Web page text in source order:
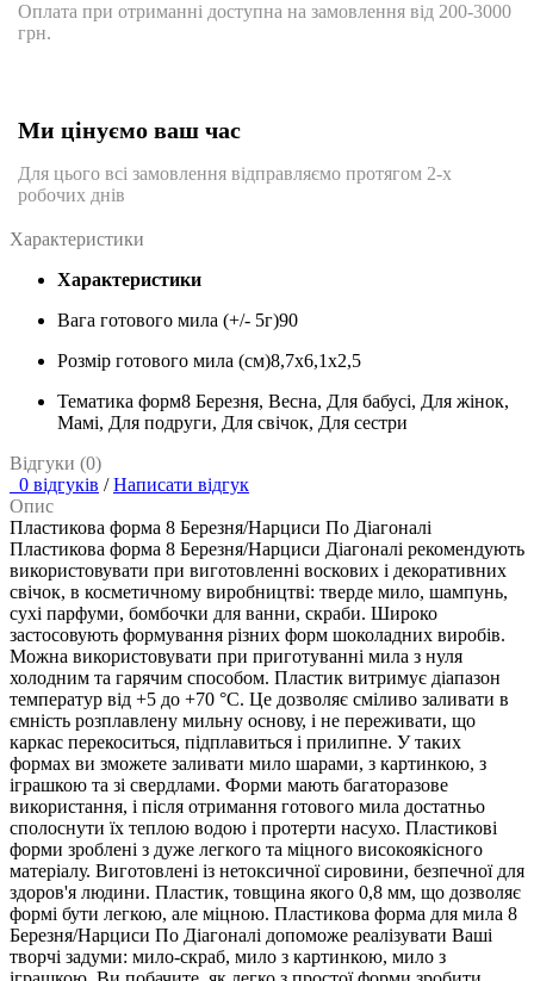
Оплата при отриманні доступна на замовлення від 200-3000
грн.
Ми цінуємо ваш час
Для цього всі замовлення відправляємо протягом 2-х
робочих днів
Характеристики
Характеристики
Вага готового мила (+/- 5г)90
Розмір готового мила (см)8,7х6,1х2,5
Тематика форм8 Березня, Весна, Для бабусі, Для жінок,
Мамі, Для подруги, Для свічок, Для сестри
Відгуки (0)
0 відгуків / Написати відгук
Опис
Пластикова форма 8 Березня/Нарциси По Діагоналі
Пластикова форма 8 Березня/Нарциси Діагоналі рекомендують
використовувати при виготовленні воскових і декоративних
свічок, в косметичному виробництві: тверде мило, шампунь,
сухі парфуми, бомбочки для ванни, скраби. Широко
застосовують формування різних форм шоколадних виробів.
Можна використовувати при приготуванні мила з нуля
холодним та гарячим способом. Пластик витримує діапазон
температур від +5 до +70 °С. Це дозволяє сміливо заливати в
ємність розплавлену мильну основу, і не переживати, що
каркас перекоситься, підплавиться і прилипне. У таких
формах ви зможете заливати мило шарами, з картинкою, з
іграшкою та зі свердлами. Форми мають багаторазове
використання, і після отримання готового мила достатньо
сполоснути їх теплою водою і протерти насухо. Пластикові
форми зроблені з дуже легкого та міцного високоякісного
матеріалу. Виготовлені із нетоксичної сировини, безпечної для
здоров'я людини. Пластик, товщина якого 0,8 мм, що дозволяє
формі бути легкою, але міцною. Пластикова форма для мила 8
Березня/Нарциси По Діагоналі допоможе реалізувати Ваші
творчі задуми: мило-скраб, мило з картинкою, мило з